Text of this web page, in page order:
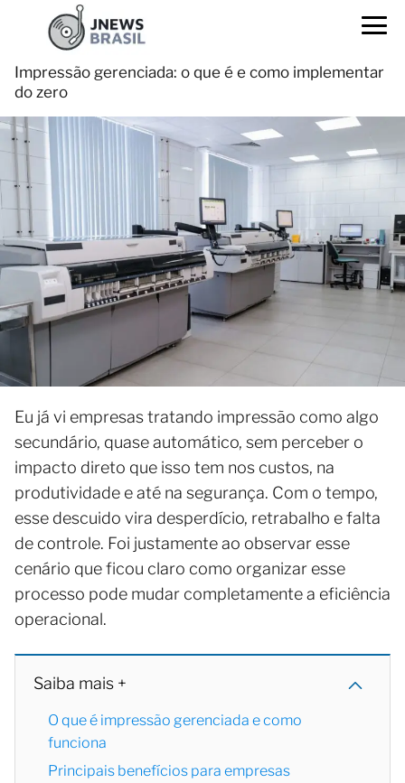
Impressão gerenciada: o que é e como implementar
do zero
Eu já vi empresas tratando impressão como algo
secundário, quase automático, sem perceber o
impacto direto que isso tem nos custos, na
produtividade e até na segurança. Com o tempo,
esse descuido vira desperdício, retrabalho e falta
de controle. Foi justamente ao observar esse
cenário que ficou claro como organizar esse
processo pode mudar completamente a eficiência
operacional.
Saiba mais +
O que é impressão gerenciada e como
funciona
Principais benefícios para empresas